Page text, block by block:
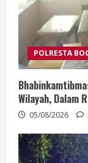
POLRESTA
Wilayah, Dalam
05/08/2026